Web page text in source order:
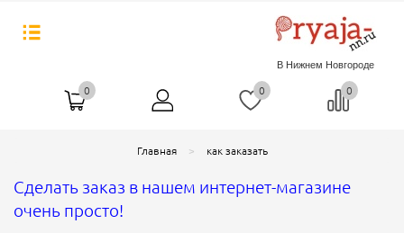
В Нижнем Новгороде
0 0 0
Главная как заказать
Сделать заказ в нашем интернет-магазине
очень просто!